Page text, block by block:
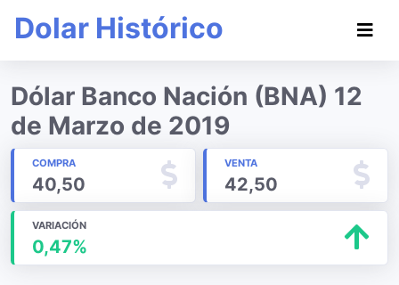
Dolar Histórico
Dólar Banco Nación (BNA) 12
de Marzo de 2019
COMPRA
40,50
VENTA
42,50
VARIACIÓN
0,47%